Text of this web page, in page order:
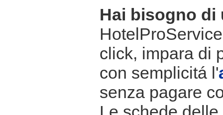
Hai bisogno di
click, impara di
con semplicitá l'
senza pagare